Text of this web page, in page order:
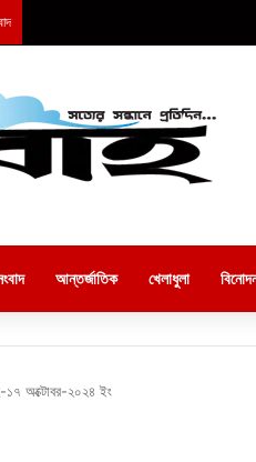
আন্তর্জাতিক খেলাধুলা
১৭ অক্টোবর-২০২৪ ইং